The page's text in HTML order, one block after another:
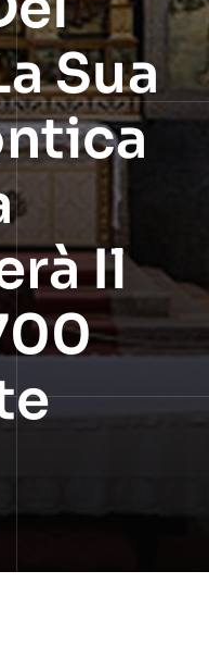
Sua
Il